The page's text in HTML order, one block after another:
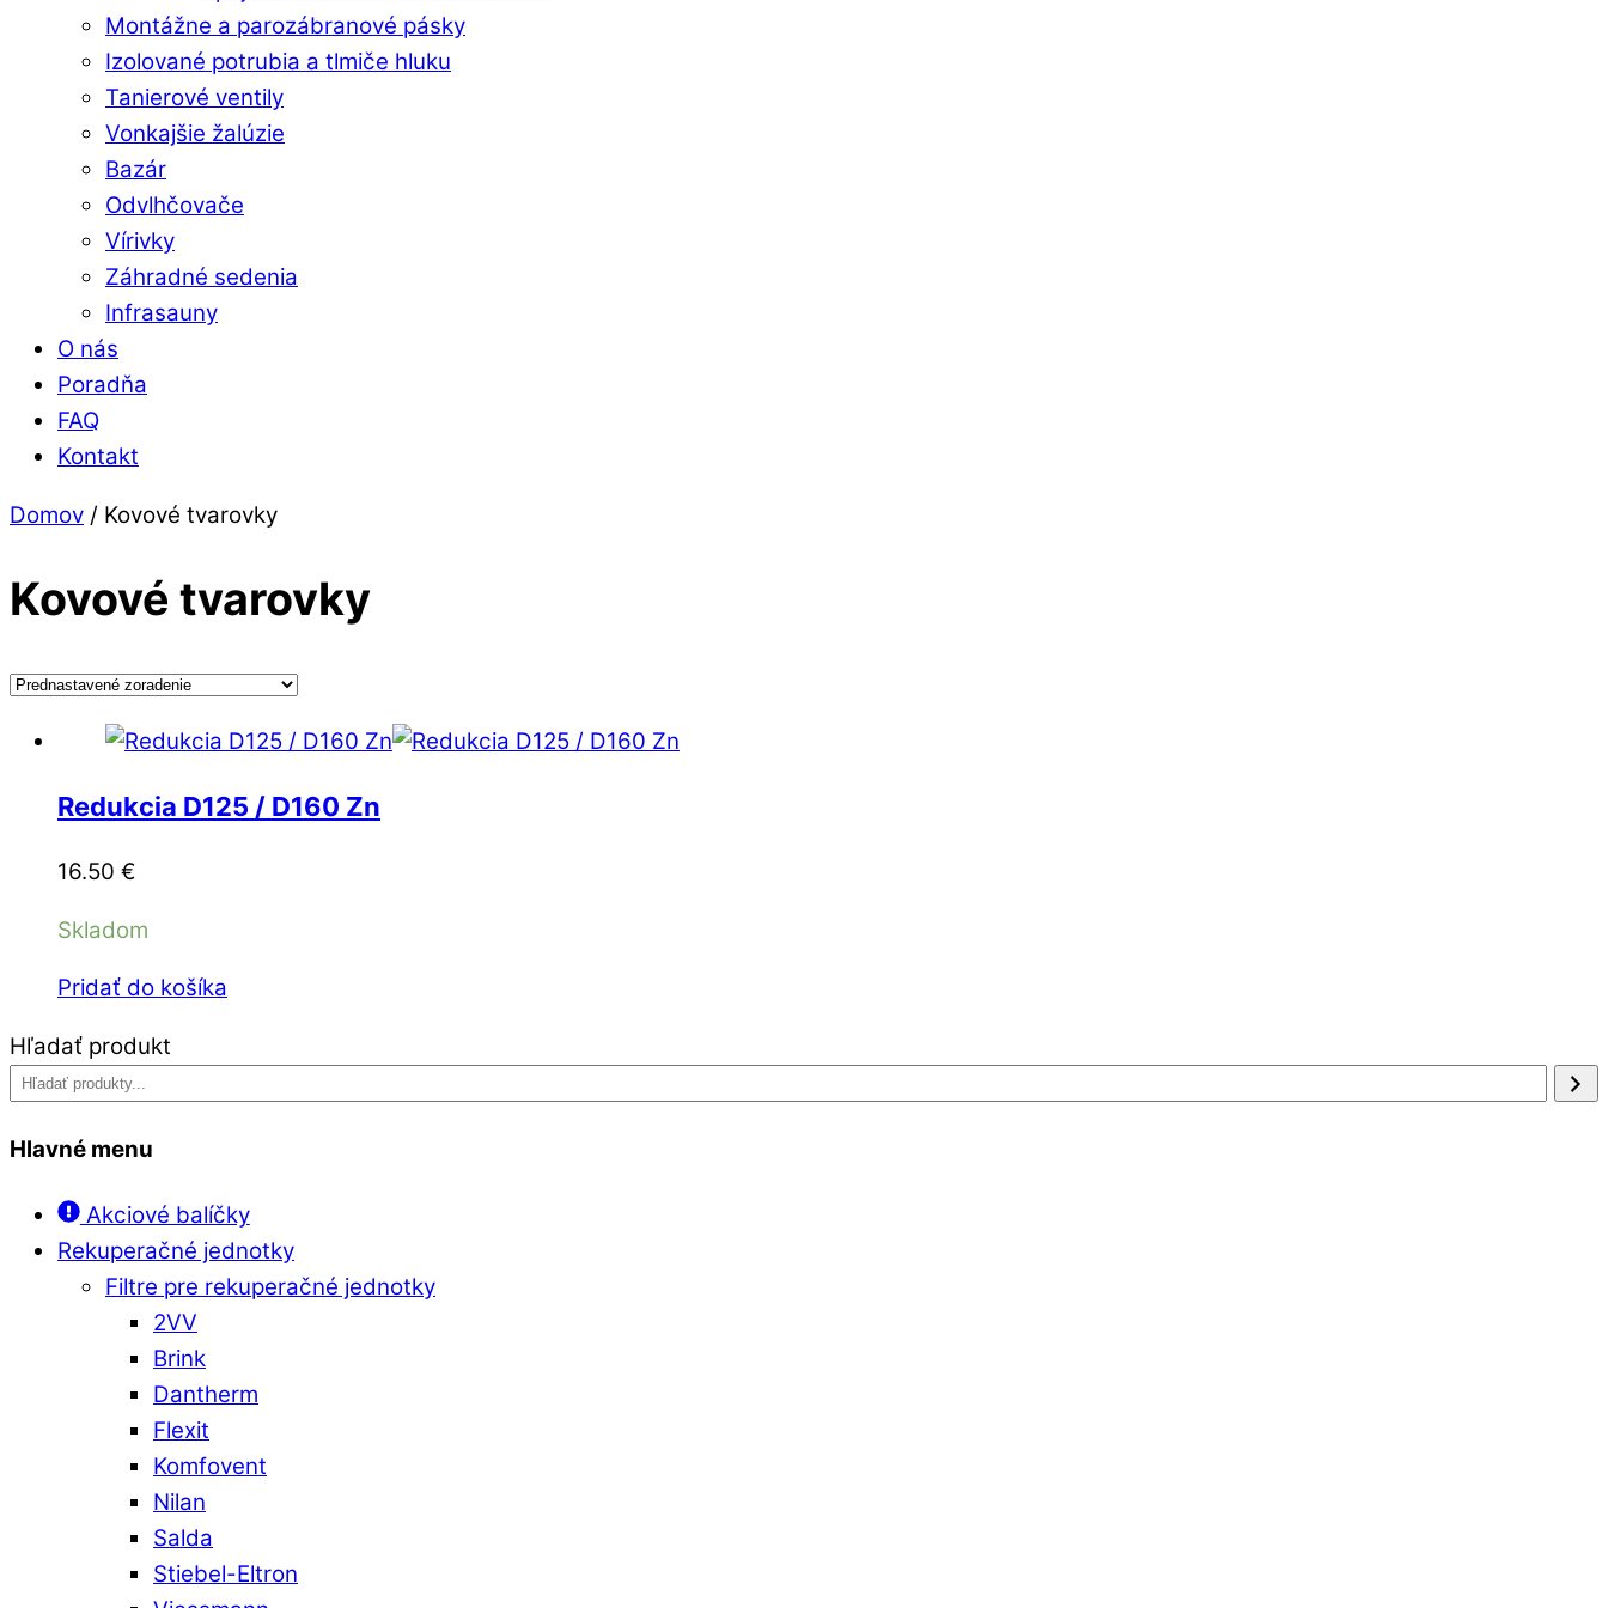
Montážne a parozábranové pásky
Izolované potrubia a tlmiče hluku
Tanierové ventily
Vonkajšie žalúzie
Bazár
Odvlhčovače
Vírivky
Záhradné sedenia
Infrasauny
O nás
Poradňa
FAQ
Kontakt
Close
Domov / Kovové tvarovky
Kovové tvarovky
Redukcia D125 / D160 Zn
16.50 €
Skladom
Pridať do košíka
Hľadať produkt
Hlavné menu
Akciové balíčky
Rekuperačné jednotky
Filtre pre rekuperačné jednotky
2VV
Brink
Dantherm
Flexit
Komfovent
Nilan
Salda
Stiebel-Eltron